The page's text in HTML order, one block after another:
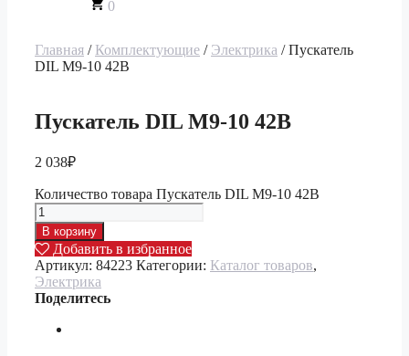
0
Главная / Комплектующие / Электрика / Пускатель
DIL M9-10 42В
Пускатель DIL M9-10 42В
2 038₽
Количество товара Пускатель DIL M9-10 42В
В корзину
Добавить в избранное
Артикул: 84223 Категории: Каталог товаров,
Электрика
Поделитесь